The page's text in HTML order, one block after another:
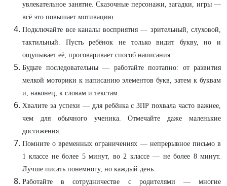
увлекательное занятие. Сказочные персонажи, загадки, игры —
всё это повышает мотивацию.
Подключайте все каналы восприятия — зрительный, слуховой,
тактильный. Пусть ребёнок не только видит букву, но и
ощупывает её, проговаривает способ написания.
Будьте последовательны — работайте поэтапно: от развития
мелкой моторики к написанию элементов букв, затем к буквам
и, наконец, к словам и текстам.
Хвалите за успехи — для ребёнка с ЗПР похвала часто важнее,
чем для обычного ученика. Отмечайте даже маленькие
достижения.
Помните о временных ограничениях — непрерывное письмо в
1 классе не более 5 минут, во 2 классе — не более 8 минут.
Лучше писать понемногу, но каждый день.
Работайте в сотрудничестве с родителями — многие